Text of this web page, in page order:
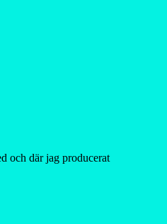
och där jag producerat